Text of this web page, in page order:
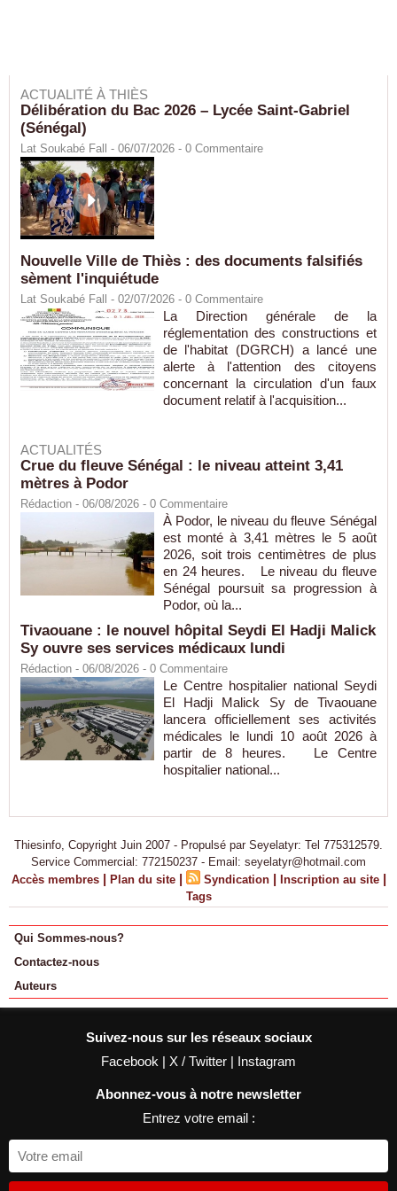
ACTUALITÉ À THIÈS
Délibération du Bac 2026 – Lycée Saint-Gabriel
(Sénégal)
Lat Soukabé Fall - 06/07/2026 - 0 Commentaire
Nouvelle Ville de Thiès : des documents falsifiés
sèment l'inquiétude
Lat Soukabé Fall - 02/07/2026 - 0 Commentaire
La Direction générale de la
réglementation des constructions et
de l'habitat (DGRCH) a lancé une
alerte à l'attention des citoyens
concernant la circulation d'un faux
document relatif à l'acquisition...
ACTUALITÉS
Crue du fleuve Sénégal : le niveau atteint 3,41
mètres à Podor
Rédaction - 06/08/2026 - 0 Commentaire
À Podor, le niveau du fleuve Sénégal
est monté à 3,41 mètres le 5 août
2026, soit trois centimètres de plus
en 24 heures. Le niveau du fleuve
Sénégal poursuit sa progression à
Podor, où la...
Tivaouane : le nouvel hôpital Seydi El Hadji Malick
Sy ouvre ses services médicaux lundi
Rédaction - 06/08/2026 - 0 Commentaire
Le Centre hospitalier national Seydi
El Hadji Malick Sy de Tivaouane
lancera officiellement ses activités
médicales le lundi 10 août 2026 à
partir de 8 heures. Le Centre
hospitalier national...
Thiesinfo, Copyright Juin 2007 - Propulsé par Seyelatyr: Tel 775312579.
Service Commercial: 772150237 - Email: seyelatyr@hotmail.com
Accès membres | Plan du site | Syndication | Inscription au site |
Tags
Qui Sommes-nous?
Contactez-nous
Auteurs
Suivez-nous sur les réseaux sociaux
Facebook | X / Twitter | Instagram
Abonnez-vous à notre newsletter
Entrez votre email :